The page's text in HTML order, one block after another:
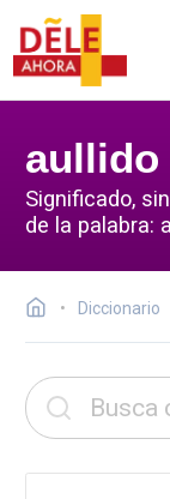
aullido
Significado,
de la palabra:
Diccionario